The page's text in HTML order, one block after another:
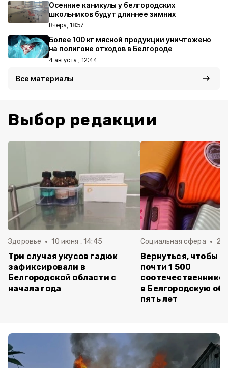
Осенние каникулы у белгородских
школьников будут длиннее зимних
Вчера, 18:57
Более 100 кг мясной продукции уничтожено
на полигоне отходов в Белгороде
4 августа , 12:44
Все материалы
Выбор редакции
Здоровье 10 июня , 14:45
Три случая укусов гадюк
зафиксировали в
Белгородской области с
начала года
Социальная сфера 20
Вернуться, чтобы
почти 1 500
в Белгородскую
пять лет